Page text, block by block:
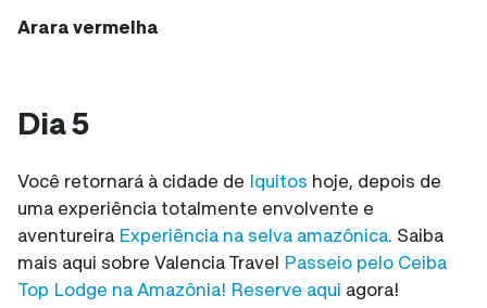
Arara vermelha
Dia 5
Você retornará à cidade de Iquitos hoje, depois de
uma experiência totalmente envolvente e
aventureira Experiência na selva amazônica. Saiba
mais aqui sobre Valencia Travel Passeio pelo Ceiba
Top Lodge na Amazônia! Reserve aqui agora!